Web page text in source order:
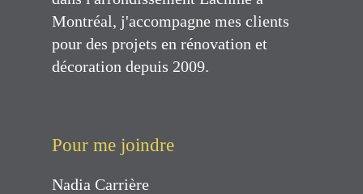
Montréal, j'accompagne mes clients
pour des projets en rénovation et
décoration depuis 2009.
Pour me joindre
Nadia Carrière